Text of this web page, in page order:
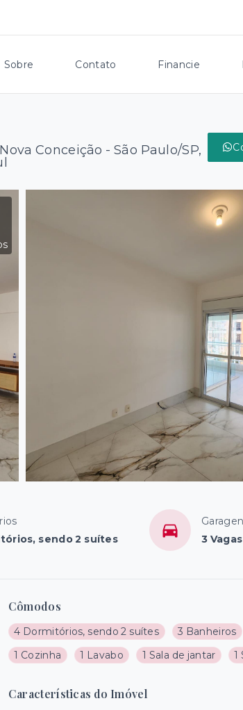
Sobre Contato Financie
Conceição - São Paulo/SP,
sendo 2 suítes
3 Vagas
Cômodos
4 Dormitórios, sendo 2 suítes 3 Banheiros
1 Cozinha
1 Lavabo 1 Sala de jantar 1
Características do Imóvel